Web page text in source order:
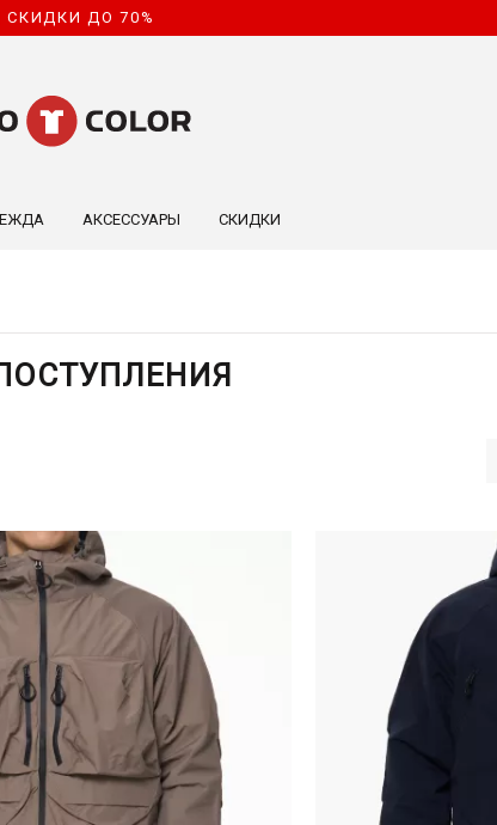
СКИДКИ ДО 70%
АКСЕССУАРЫ СКИДКИ